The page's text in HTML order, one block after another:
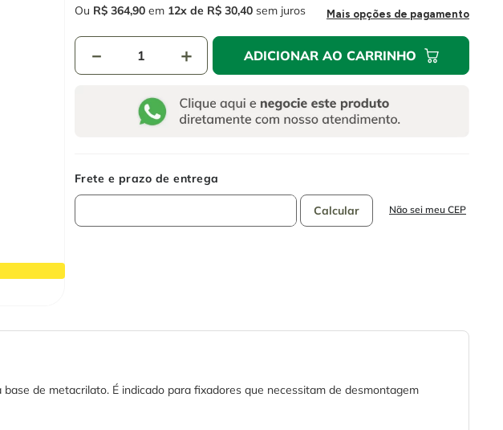
Ou R$ 364,90 em 12 R$ 30,40 sem juros Mais opções de pagamento
＋
－ ADICIONAR AO CARRINHO
Não sei meu CEP
de metacrilato. É indicado para fixadores que necessitam de desmontagem